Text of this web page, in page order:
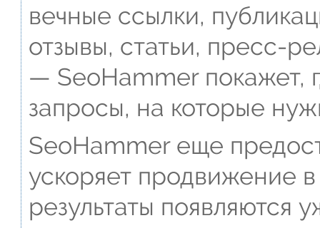
вечные ссылки,
отзывы, статьи, пресс-
— SeoHammer покажет,
запросы, на которые
SeoHammer еще
ускоряет продвижение
результаты появляются